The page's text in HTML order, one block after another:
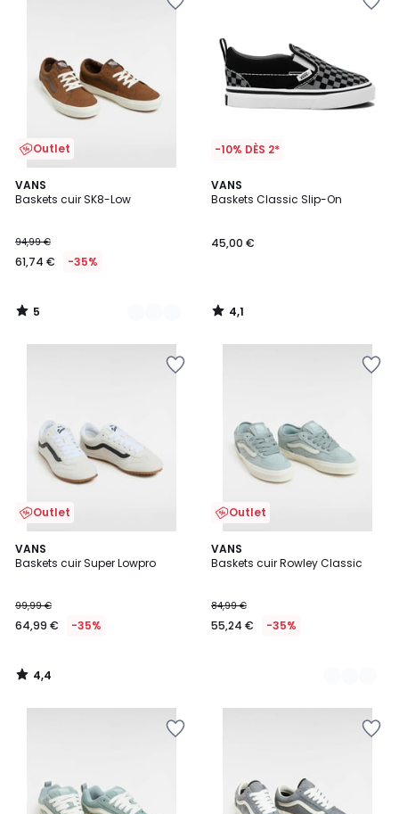
Outlet
VANS
Baskets cuir SK8-Low
94,99 €
61,74 € -35%
5
/
2
Couleurs
5
/
-10% DÈS 2*
VANS
Baskets Classic Slip-On
45,00 €
4,1
/ 5
4,1
/
Outlet
VANS
Baskets cuir Super Lowpro
99,99 €
64,99 € -35%
4,4
/ 5
4,4
/
Outlet
VANS
Baskets cuir Rowley Classic
84,99 €
55,24 € -35%
2
Couleurs